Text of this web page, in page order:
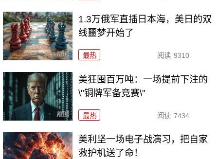
1.3万俄军直插日本海，美日的双
线噩梦开始了
最热 阅读 9310
美狂囤百万吨：一场提前下注的
\"铜牌军备竞赛\"
最热 阅读 7434
美利坚一场电子战演习，把自家
救护机送了命！